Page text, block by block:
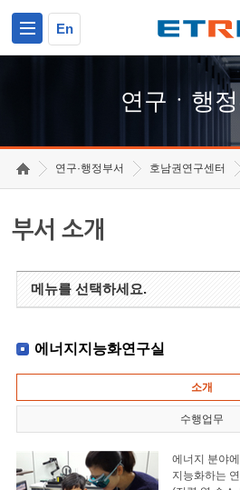
En
연구ㆍ행
연구·행정부서 호남권연구센터
부서 소개
메뉴를 선택하세요.
에너지지능화연구실
소개
수행업무
에너지 분야
지능화하는